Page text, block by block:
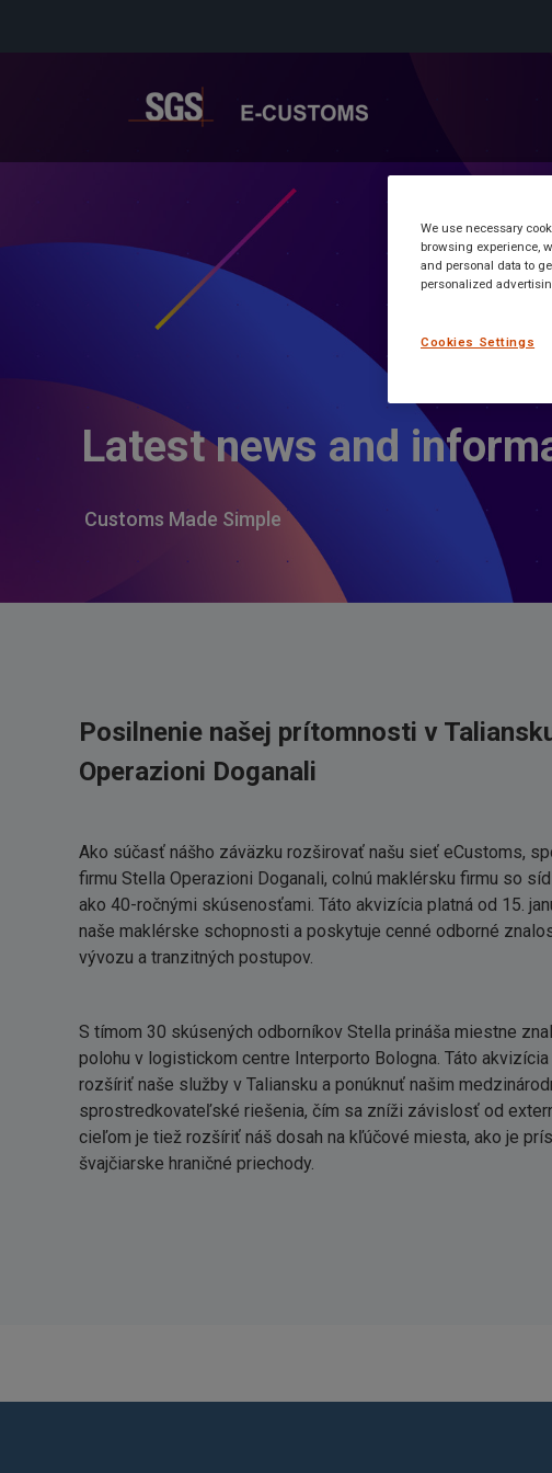
Customs Made Simple
Latest news and
Posilnenie našej prítomnosti v
Operazioni Doganali
Ako súčasť nášho záväzku rozširovať našu sieť eCustoms,
firmu Stella Operazioni Doganali, colnú maklérsku firmu so
ako 40-ročnými skúsenosťami. Táto akvizícia platná od 15.
naše maklérske schopnosti a poskytuje cenné odborné
vývozu a tranzitných postupov.
S tímom 30 skúsených odborníkov Stella prináša miestne
polohu v logistickom centre Interporto Bologna. Táto akvizícia
rozšíriť naše služby v Taliansku a ponúknuť našim
sprostredkovateľské riešenia, čím sa zníži závislosť od
cieľom je tiež rozšíriť náš dosah na kľúčové miesta, ako je
švajčiarske hraničné priechody.
We use necessary
browsing experience,
and personal data to
personalized
Cookies Settings